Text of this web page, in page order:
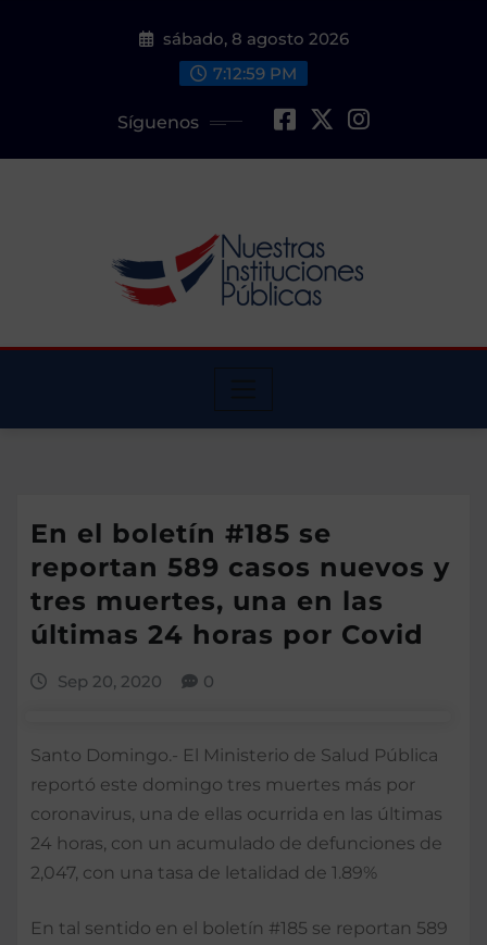
sábado, 8 agosto 2026
7:13:00 PM
Síguenos
En el boletín #185 se
reportan 589 casos nuevos y
tres muertes, una en las
últimas 24 horas por Covid
Sep 20, 2020 0
Santo Domingo.- El Ministerio de Salud Pública
reportó este domingo tres muertes más por
coronavirus, una de ellas ocurrida en las últimas
24 horas, con un acumulado de defunciones de
2,047, con una tasa de letalidad de 1.89%
En tal sentido en el boletín #185 se reportan 589